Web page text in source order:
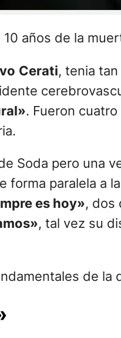
10 años de la
Cerati, tenia
. Fueron
Soda pero una
forma paralela a
es hoy», dos
, tal vez su
de la